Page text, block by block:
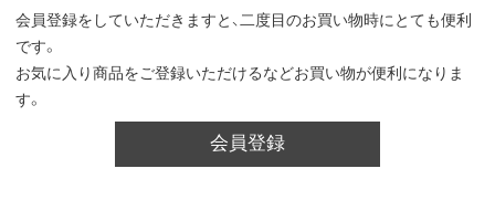
会員登録をしていただきますと、二度目のお買い物時にとても便利
です。
お気に入り商品をご登録いただけるなどお買い物が便利になりま
す。
会員登録